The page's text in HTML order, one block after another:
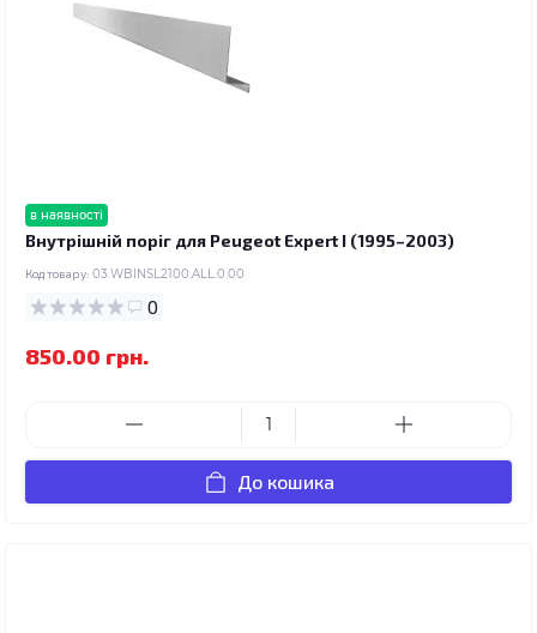
в наявності
Внутрішній поріг для Peugeot Expert I (1995–2003)
Код товару: 03.WBINSL2100.ALL.0.00
0
850.00 грн.
До кошика